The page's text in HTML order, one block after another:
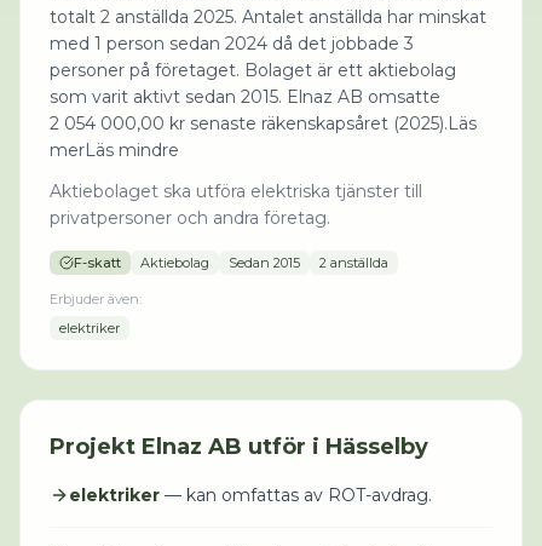
totalt 2 anställda 2025. Antalet anställda har minskat
med 1 person sedan 2024 då det jobbade 3
personer på företaget. Bolaget är ett aktiebolag
som varit aktivt sedan 2015. Elnaz AB omsatte
2 054 000,00 kr senaste räkenskapsåret (2025).Läs
merLäs mindre
Aktiebolaget ska utföra elektriska tjänster till
privatpersoner och andra företag.
F-skatt Aktiebolag Sedan 2015 2 anställda
Erbjuder även:
elektriker
Projekt Elnaz AB utför i Hässelby
elektriker — kan omfattas av ROT-avdrag.